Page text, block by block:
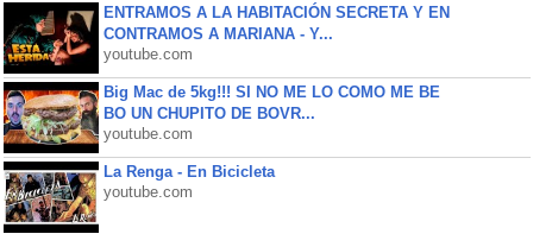
ENTRAMOS A LA HABITACIÓN SECRETA Y EN
CONTRAMOS A MARIANA - Y...
youtube.com
Big Mac de 5kg!!! SI NO ME LO COMO ME BE
BO UN CHUPITO DE BOVR...
youtube.com
La Renga - En Bicicleta
youtube.com